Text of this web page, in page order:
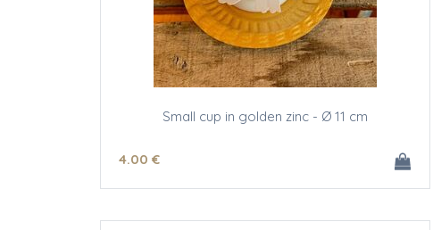
Small cup in golden zinc - Ø 11 cm
4.00 €